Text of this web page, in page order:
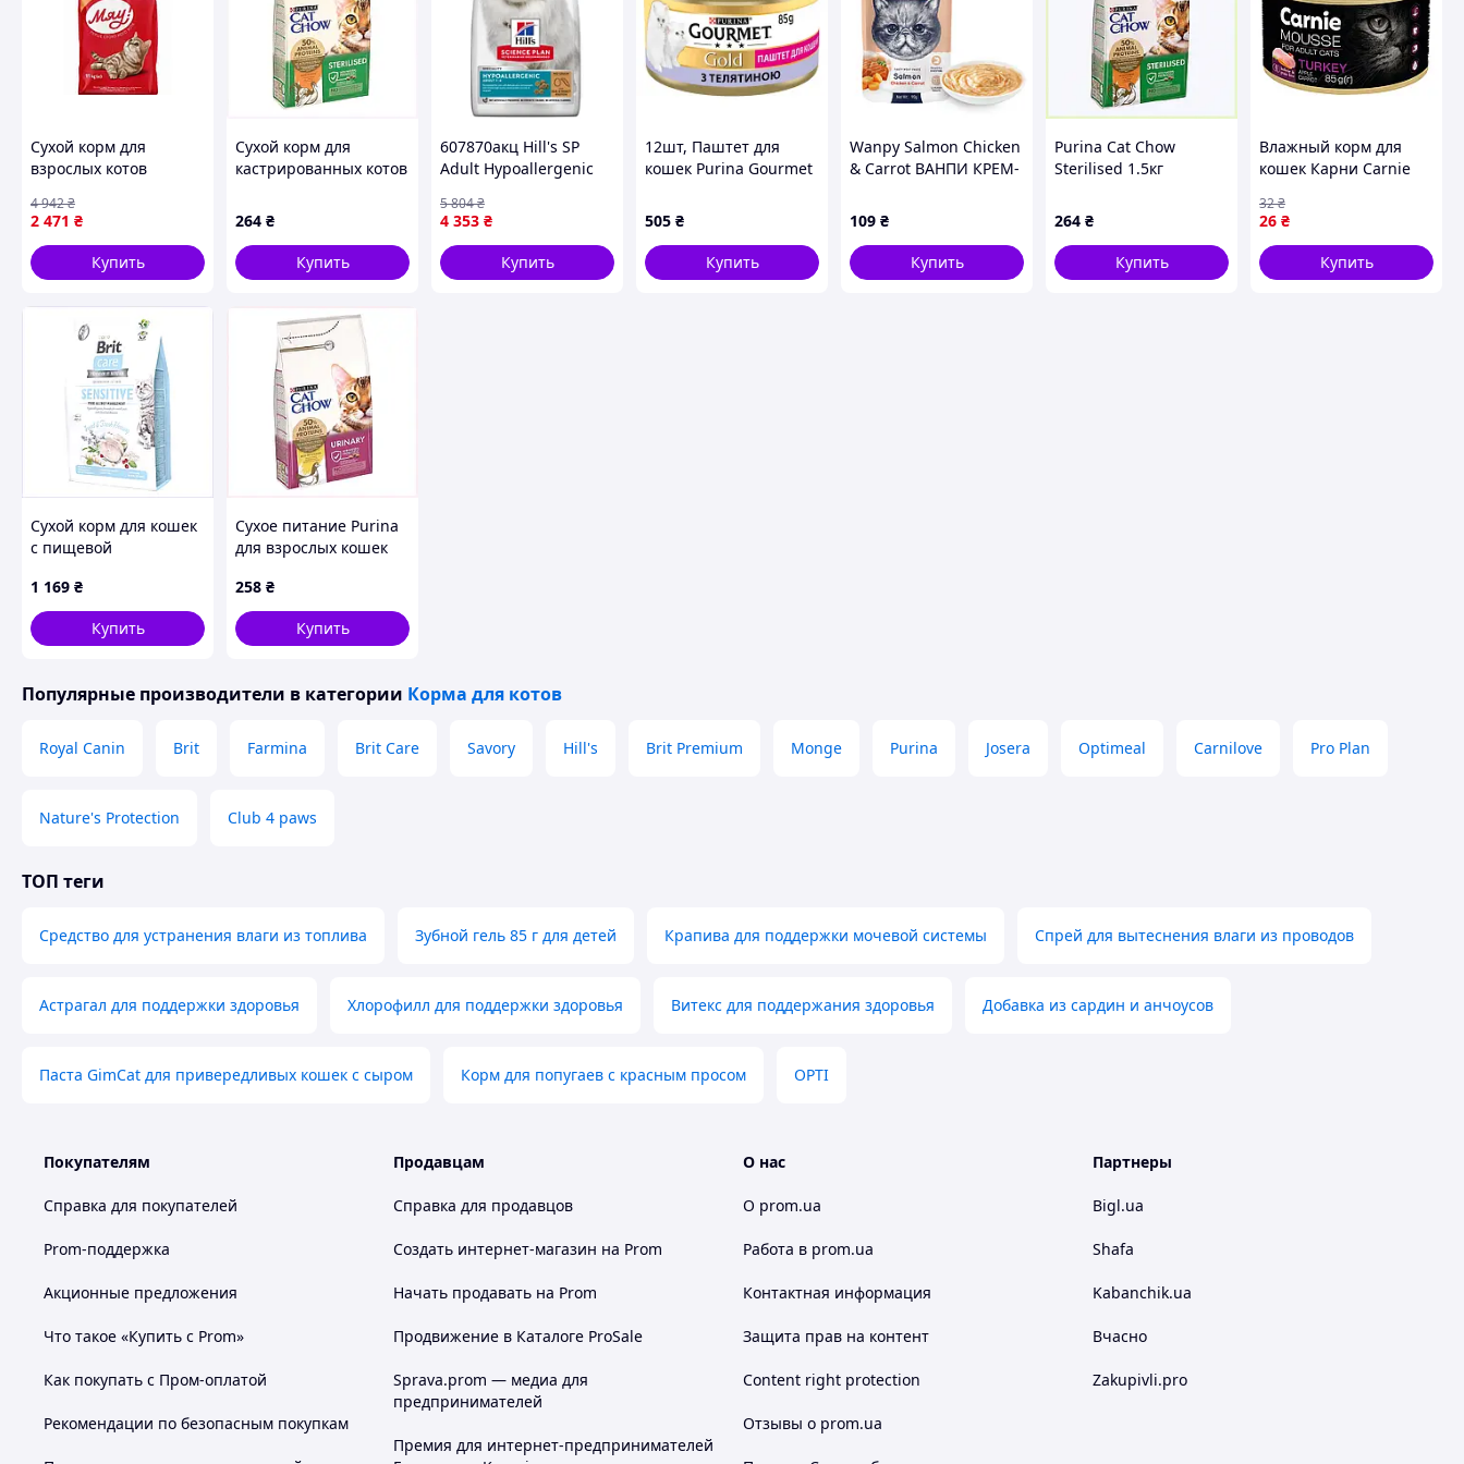
Сухой корм для
взрослых котов
Говядина 11 кг ТМ
МЯУ
2 471 ₴
4 942₴
Купить
Сухой корм для
кастрированных котов
индейка 1.5 кг
8X818971B
264 ₴
Купить
607870акц Hill's SP
Adult Hypoallergenic
4 353 ₴
5 804₴
Купить
12шт, Паштет для
кошек Purina Gourmet
котят 85 г
(7613036330596)
505 ₴
Купить
Wanpy Salmon Chicken
& Carrot ВАНПИ КРЕМ-
КУРИЦА С МОРКОВЬЮ
жидкий корм для
котов
109 ₴
Купить
Purina Cat Chow
Sterilised 1.5кг
индейки, 88189AX7P1
264 ₴
Купить
Влажный корм для
кошек Карни Carnie
индейкой, яблоком и
морковью в желе, 85 г
26 ₴
32₴
Купить
Сухой корм для кошек
с пищевой
Brit Care Cat GF Insect
с насекомыми и рыбой
2 кг (7 88M4806A6
1 169 ₴
Купить
Сухое питание Purina
для взрослых кошек
8818PAP973
258 ₴
Купить
Популярные производители в категории Корма для котов
Royal Canin Brit Farmina Brit Care Savory Hill's Brit Premium Monge Purina Josera Optimeal Carnilove Pro Plan
Nature's Protection Club 4 paws
ТОП теги
Средство для устранения влаги из топлива Зубной гель 85 г для детей Крапива для поддержки мочевой системы Спрей для вытеснения влаги из проводов
Астрагал для поддержки здоровья Хлорофилл для поддержки здоровья Витекс для поддержания здоровья Добавка из сардин и анчоусов
Паста GimCat для привередливых кошек с сыром Корм для попугаев с красным просом OPTI
Покупателям
Справка для покупателей
Prom-поддержка
Акционные предложения
Что такое «Купить с Prom»
Как покупать с Пром-оплатой
Рекомендации по безопасным покупкам
Продавцам
Справка для продавцов
Создать интернет-магазин на Prom
Начать продавать на Prom
Продвижение в Каталоге ProSale
Sprava.prom — медиа для
предпринимателей
Премия для интернет-предпринимателей
О нас
О prom.ua
Работа в prom.ua
Контактная информация
Защита прав на контент
Content right protection
Отзывы о prom.ua
Партнеры
Bigl.ua
Shafa
Kabanchik.ua
Вчасно
Zakupivli.pro